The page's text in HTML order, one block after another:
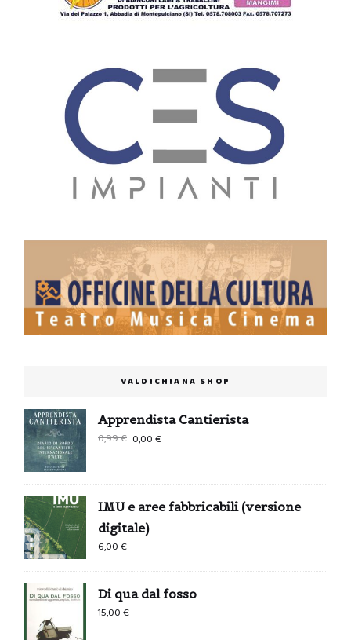
VALDICHIANA SHOP
Apprendista Cantierista
0,99€
era:
0,99 €.
0,00€
è:
0,00 €.
IMU e aree fabbricabili (versione
digitale)
6,00€
Di qua dal fosso
15,00€